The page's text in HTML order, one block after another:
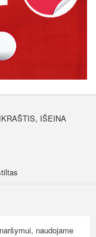
IŠEINA
naudojame